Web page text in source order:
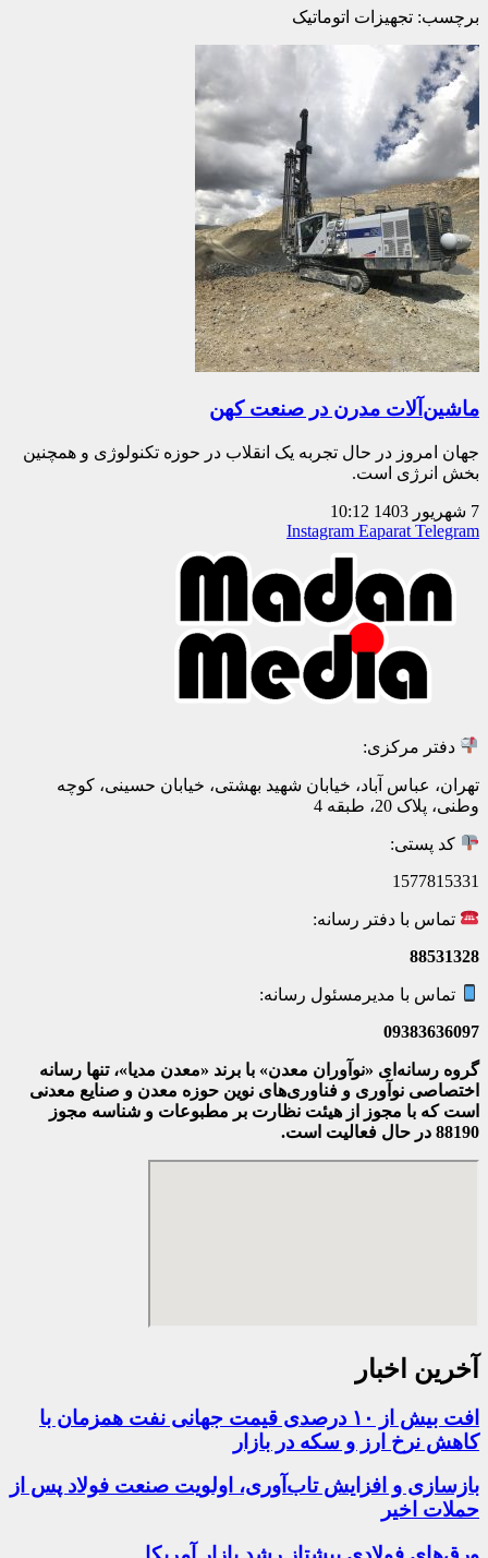
برچسب: تجهیزات اتوماتیک
ماشین‌آلات مدرن در صنعت کهن
جهان امروز در حال تجربه یک انقلاب در حوزه تکنولوژی و همچنین
بخش انرژی است.
7 شهریور 1403
10:12
Instagram Eaparat Telegram
دفتر مرکزی:
تهران، عباس آباد، خیابان شهید بهشتی، خیابان حسینی، کوچه
وطنی، پلاک 20، طبقه 4
کد پستی:
1577815331
تماس با دفتر رسانه:
88531328
تماس با مدیرمسئول رسانه:
09383636097
گروه رسانه‌ای «نوآوران معدن» با برند «معدن مدیا»، تنها رسانه
اختصاصی نوآوری و فناوری‌های نوین حوزه معدن و صنایع معدنی‌
است که با مجوز از هیئت نظارت بر مطبوعات و شناسه مجوز
88190 در حال فعالیت است.
آخرین اخبار
افت بیش از ۱۰ درصدی قیمت جهانی نفت همزمان با
کاهش نرخ ارز و سکه در بازار
بازسازی و افزایش تاب‌آوری، اولویت صنعت فولاد پس از
حملات اخیر